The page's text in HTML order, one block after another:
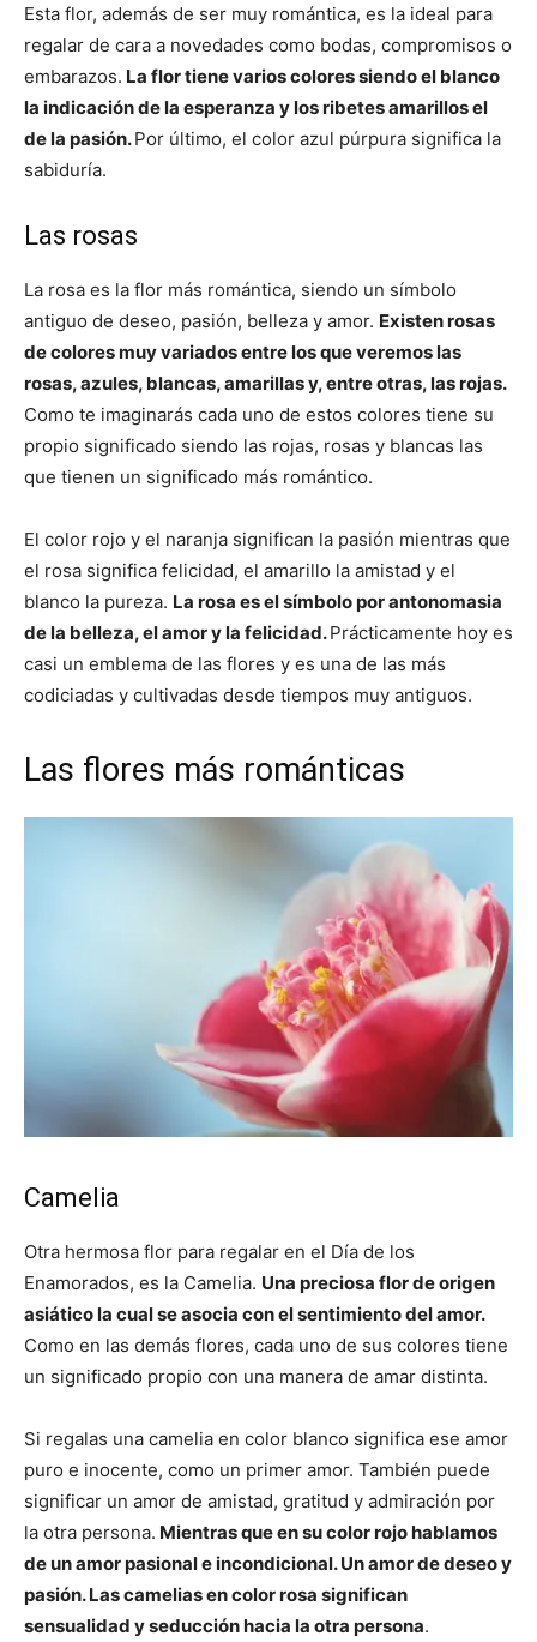
Esta flor, además de ser muy romántica, es la ideal para
regalar de cara a novedades como bodas, compromisos o
embarazos. La flor tiene varios colores siendo el blanco
la indicación de la esperanza y los ribetes amarillos el
de la pasión.Por último, el color azul púrpura significa la
sabiduría.
Las rosas
La rosa es la flor más romántica, siendo un símbolo
antiguo de deseo, pasión, belleza y amor. Existen rosas
de colores muy variados entre los que veremos las
rosas, azules, blancas, amarillas y, entre otras, las rojas.
Como te imaginarás cada uno de estos colores tiene su
propio significado siendo las rojas, rosas y blancas las
que tienen un significado más romántico.
El color rojo y el naranja significan la pasión mientras que
el rosa significa felicidad, el amarillo la amistad y el
blanco la pureza. La rosa es el símbolo por antonomasia
de la belleza, el amor y la felicidad.Prácticamente hoy es
casi un emblema de las flores y es una de las más
codiciadas y cultivadas desde tiempos muy antiguos.
Las flores más románticas
Camelia
Otra hermosa flor para regalar en el Día de los
Enamorados, es la Camelia. Una preciosa flor de origen
asiático la cual se asocia con el sentimiento del amor.
Como en las demás flores, cada uno de sus colores tiene
un significado propio con una manera de amar distinta.
Si regalas una camelia en color blanco significa ese amor
puro e inocente, como un primer amor. También puede
significar un amor de amistad, gratitud y admiración por
la otra persona. Mientras que en su color rojo hablamos
de un amor pasional e incondicional. Un amor de deseo y
pasión. Las camelias en color rosa significan
sensualidad y seducción hacia la otra persona.